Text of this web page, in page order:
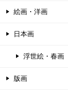
絵画・洋画
日本画
浮世絵・春画
版画